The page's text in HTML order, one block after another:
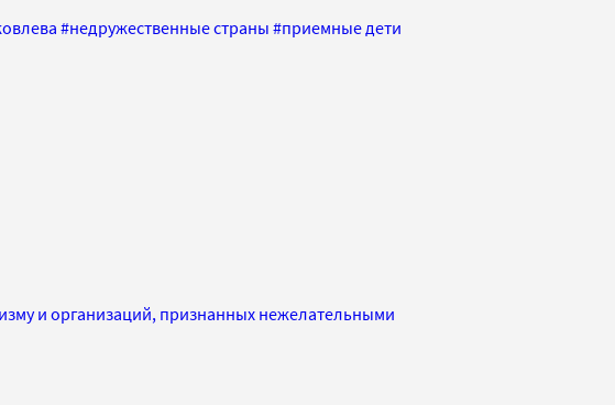
#недружественные страны #приемные дети
и организаций, признанных нежелательными